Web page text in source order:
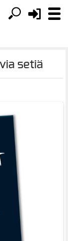
setiä